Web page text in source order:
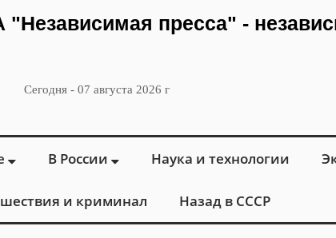
пресса" -
Сегодня - 07 августа 2026 г
В России Наука и технологии
и криминал Назад в СССР